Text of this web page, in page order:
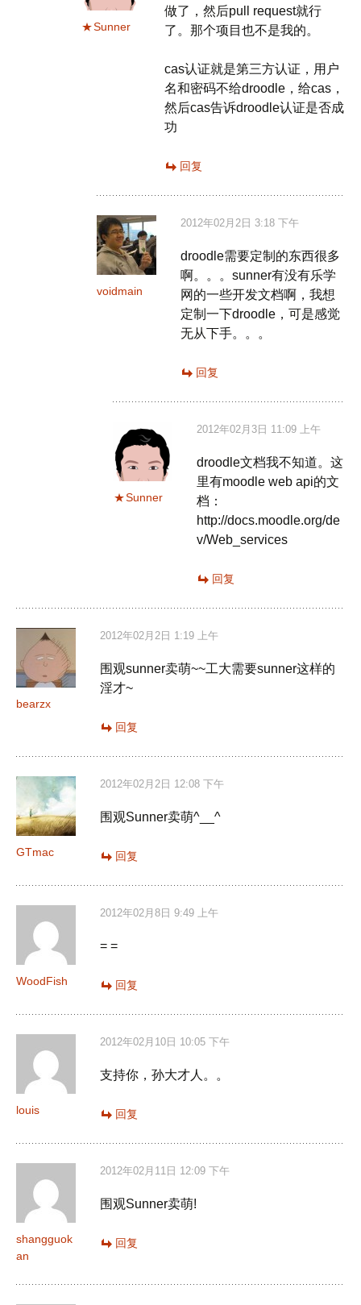
Sunner
做了，然后pull request就行
了。那个项目也不是我的。
cas认证就是第三方认证，用户
名和密码不给droodle，给cas，
然后cas告诉droodle认证是否成
功
回复
voidmain
2012年02月2日 3:18 下午
droodle需要定制的东西很多
啊。。。sunner有没有乐学
网的一些开发文档啊，我想
定制一下droodle，可是感觉
无从下手。。。
回复
Sunner
2012年02月3日 11:09 上午
droodle文档我不知道。这
里有moodle web api的文
档：
http://docs.moodle.org/de
v/Web_services
回复
bearzx
2012年02月2日 1:19 上午
围观sunner卖萌~~工大需要sunner这样的
淫才~
回复
GTmac
2012年02月2日 12:08 下午
围观Sunner卖萌^__^
回复
WoodFish
2012年02月8日 9:49 上午
= =
回复
louis
2012年02月10日 10:05 下午
支持你，孙大才人。。
回复
shangguok
an
2012年02月11日 12:09 下午
围观Sunner卖萌!
回复